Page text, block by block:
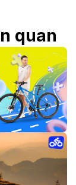
quan